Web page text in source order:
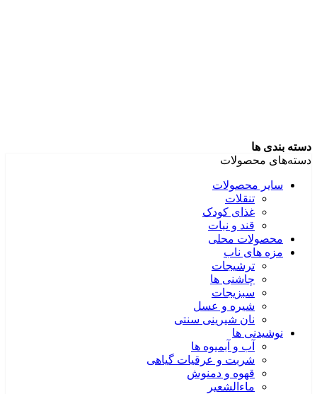
دسته بندی ها
دسته‌های محصولات
سایر محصولات
تنقلات
غذای کودک
قند و نبات
محصولات محلی
مزه های ناب
ترشیجات
چاشنی ها
سبزیجات
شیره و عسل
نان شیرینی سنتی
نوشیدنی ها
آب و آبمیوه ها
شربت و عرقیات گیاهی
قهوه و دمنوش
ماءالشعیر